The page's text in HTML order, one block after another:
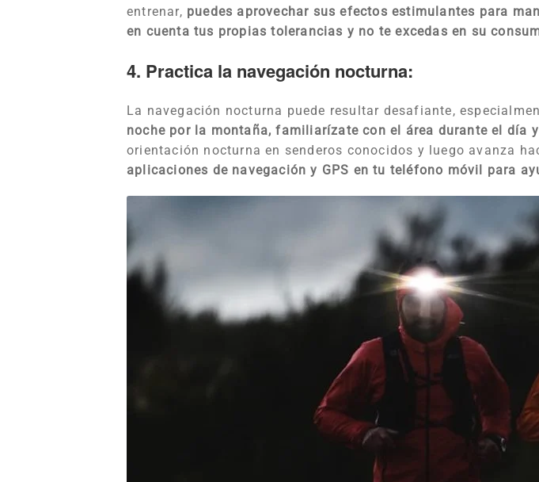
entrenar, puedes aprovechar sus efectos estimulantes para
en cuenta tus propias tolerancias y no te excedas en su
4. Practica la navegación nocturna:
La navegación nocturna puede resultar desafiante,
noche por la montaña, familiarízate con el área durante el día
orientación nocturna en senderos conocidos y luego avanza
aplicaciones de navegación y GPS en tu teléfono móvil para